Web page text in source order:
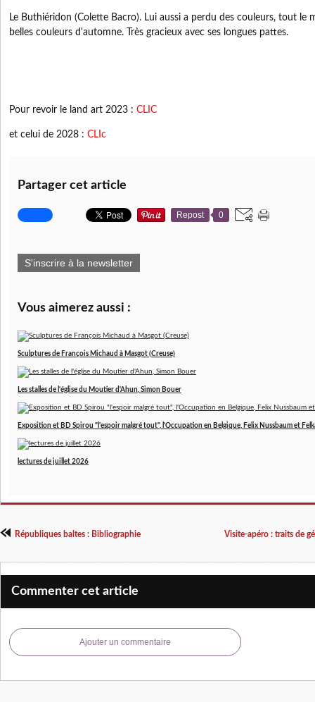
Le Buthiéridon (Colette Bacro). Lui aussi a perdu des couleurs, tout le
belles couleurs d'automne. Très gracieux avec ses longues pattes.
Pour revoir le land art 2023 : CLIC
et celui de 2028 : CLIc
Partager cet article
Repost 0
S'inscrire à la newsletter
Vous aimerez aussi :
Sculptures de François Michaud à Masgot (Creuse)
Les stalles de l'église du Moutier d'Ahun, Simon Bouer
Exposition et BD Spirou "l'espoir malgré tout", l'Occupation en Belgique, Felix Nussbaum et
lectures de juillet 2026
Républiques baltes : Bibliographie Visite-apéro : traits de
Commenter cet article
Ajouter un commentaire